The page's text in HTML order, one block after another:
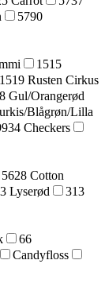
5790
1515
1519 Rusten Cirkus
8 Gul/Orangerød
Blågrøn/Lilla
Checkers
5628 Cotton
Lyserød
313
66
Candyfloss